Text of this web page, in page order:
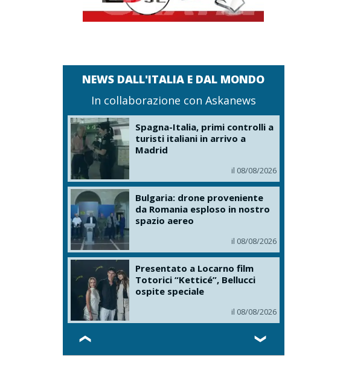
NEWS DALL'ITALIA E DAL MONDO
In collaborazione con Askanews
Spagna-Italia, primi controlli a
turisti italiani in arrivo a
Madrid
il 08/08/2026
Bulgaria: drone proveniente
da Romania esploso in nostro
spazio aereo
il 08/08/2026
Presentato a Locarno film
Totorici “Ketticé”, Bellucci
ospite speciale
il 08/08/2026
❮ ❯